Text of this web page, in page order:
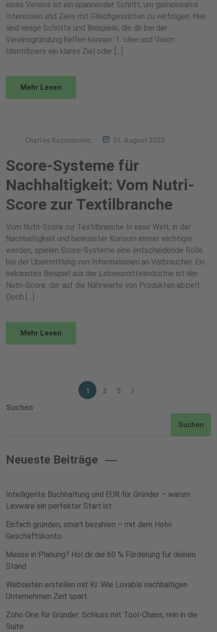
eines Vereins ist ein spannender Schritt, um gemeinsame
Interessen und Ziele mit Gleichgesinnten zu verfolgen. Hier
sind einige Schritte und Beispiele, die dir bei der
Vereinsgründung helfen können: 1. Idee und Vision:
Identifiziere ein klares Ziel oder […]
Mehr Lesen
Charles Kuzmanovic 31. August 2023
Score-Systeme für
Nachhaltigkeit: Vom Nutri-
Score zur Textilbranche
Vom Nutri-Score zur Textilbranche In einer Welt, in der
Nachhaltigkeit und bewusster Konsum immer wichtiger
werden, spielen Score-Systeme eine entscheidende Rolle
bei der Übermittlung von Informationen an Verbraucher. Ein
bekanntes Beispiel aus der Lebensmittelindustrie ist der
Nutri-Score, der auf die Nährwerte von Produkten abzielt.
Doch […]
Mehr Lesen
1 2 5
Suchen
Suchen
Neueste Beiträge
Intelligente Buchhaltung und EÜR für Gründer – warum
Lexware ein perfekter Start ist
Einfach gründen, smart bezahlen – mit dem Holvi
Geschäftskonto
Messe in Planung? Hol dir die 60 % Förderung für deinen
Stand
Webseiten erstellen mit KI: Wie Lovable nachhaltigen
Unternehmen Zeit spart
Zoho One für Gründer: Schluss mit Tool-Chaos, rein in die
Suite